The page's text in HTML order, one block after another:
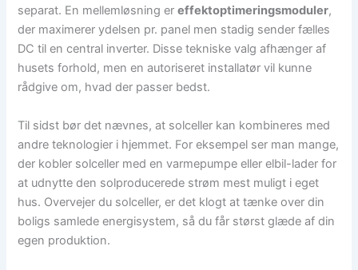
separat. En mellemløsning ereffektoptimeringsmoduler,
der maximerer ydelsen pr. panel men stadig sender fælles
DC til en central inverter. Disse tekniske valg afhænger af
husets forhold, men en autoriseret installatør vil kunne
rådgive om, hvad der passer bedst.
Til sidst bør det nævnes, at solceller kan kombineres med
andre teknologier i hjemmet. For eksempel ser man mange,
der kobler solceller med en varmepumpe eller elbil-lader for
at udnytte den solproducerede strøm mest muligt i eget
hus. Overvejer du solceller, er det klogt at tænke over din
boligs samlede energisystem, så du får størst glæde af din
egen produktion.